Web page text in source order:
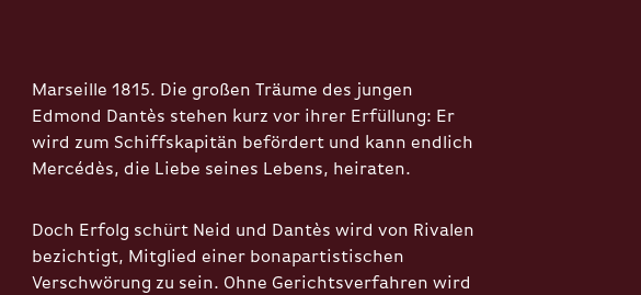
Marseille 1815. Die großen Träume des jungen
Edmond Dantès stehen kurz vor ihrer Erfüllung: Er
wird zum Schiffskapitän befördert und kann endlich
Mercédès, die Liebe seines Lebens, heiraten.
Doch Erfolg schürt Neid und Dantès wird von Rivalen
bezichtigt, Mitglied einer bonapartistischen
Verschwörung zu sein. Ohne Gerichtsverfahren wird